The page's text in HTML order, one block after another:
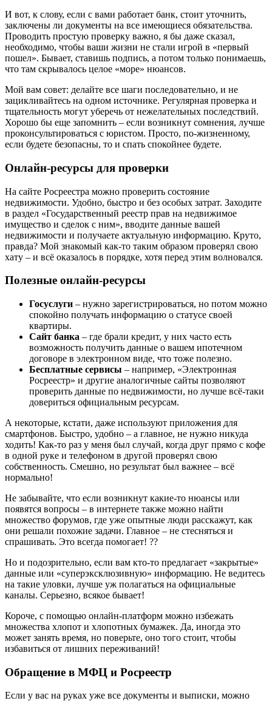
И вот, к слову, если с вами работает банк, стоит уточнить,
заключены ли документы на все имеющиеся обязательства.
Проводить простую проверку важно, я бы даже сказал,
необходимо, чтобы ваши жизни не стали игрой в «первый
пошел». Бывает, ставишь подпись, а потом только понимаешь,
что там скрывалось целое «море» нюансов.
Мой вам совет: делайте все шаги последовательно, и не
зацикливайтесь на одном источнике. Регулярная проверка и
тщательность могут уберечь от нежелательных последствий.
Хорошо бы еще запомнить – если возникнут сомнения, лучше
проконсультироваться с юристом. Просто, по-жизненному,
если будете безопасны, то и спать спокойнее будете.
Онлайн-ресурсы для проверки
На сайте Росреестра можно проверить состояние
недвижимости. Удобно, быстро и без особых затрат. Заходите
в раздел «Государственный реестр прав на недвижимое
имущество и сделок с ним», вводите данные вашей
недвижимости и получаете актуальную информацию. Круто,
правда? Мой знакомый как-то таким образом проверял свою
хату – и всё оказалось в порядке, хотя перед этим волновался.
Полезные онлайн-ресурсы
Госуслуги – нужно зарегистрироваться, но потом можно
спокойно получать информацию о статусе своей
квартиры.
Сайт банка – где брали кредит, у них часто есть
возможность получить данные о вашем ипотечном
договоре в электронном виде, что тоже полезно.
Бесплатные сервисы – например, «Электронная
Росреестр» и другие аналогичные сайты позволяют
проверить данные по недвижимости, но лучше всё-таки
довериться официальным ресурсам.
А некоторые, кстати, даже используют приложения для
смартфонов. Быстро, удобно – а главное, не нужно никуда
ходить! Как-то раз у меня был случай, когда друг прямо с кофе
в одной руке и телефоном в другой проверял свою
собственность. Смешно, но результат был важнее – всё
нормально!
Не забывайте, что если возникнут какие-то нюансы или
появятся вопросы – в интернете также можно найти
множество форумов, где уже опытные люди расскажут, как
они решали похожие задачи. Главное – не стесняться и
спрашивать. Это всегда помогает! ??
Но и подозрительно, если вам кто-то предлагает «закрытые»
данные или «суперэксклюзивную» информацию. Не ведитесь
на такие уловки, лучше уж полагаться на официальные
каналы. Серьезно, всякое бывает!
Короче, с помощью онлайн-платформ можно избежать
множества хлопот и хлопотных бумажек. Да, иногда это
может занять время, но поверьте, оно того стоит, чтобы
избавиться от лишних переживаний!
Обращение в МФЦ и Росреестр
Если у вас на руках уже все документы и выписки, можно